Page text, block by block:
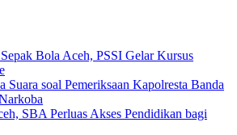
Bola Aceh, PSSI Gelar Kursus
Suara soal Pemeriksaan Kapolresta Banda
SBA Perluas Akses Pendidikan bagi